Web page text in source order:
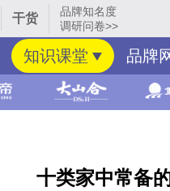
干货
品牌知名度
调研问卷>>
知识课堂 品牌
十类家中常备